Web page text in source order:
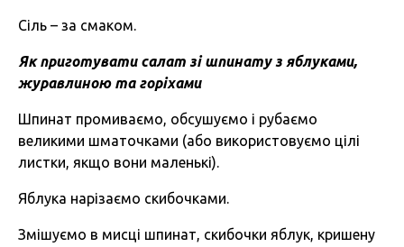
Сіль – за смаком.
Як приготувати салат зі шпинату з яблуками,
журавлиною та горіхами
Шпинат промиваємо, обсушуємо і рубаємо
великими шматочками (або використовуємо цілі
листки, якщо вони маленькі).
Яблука нарізаємо скибочками.
Змішуємо в мисці шпинат, скибочки яблук, кришену